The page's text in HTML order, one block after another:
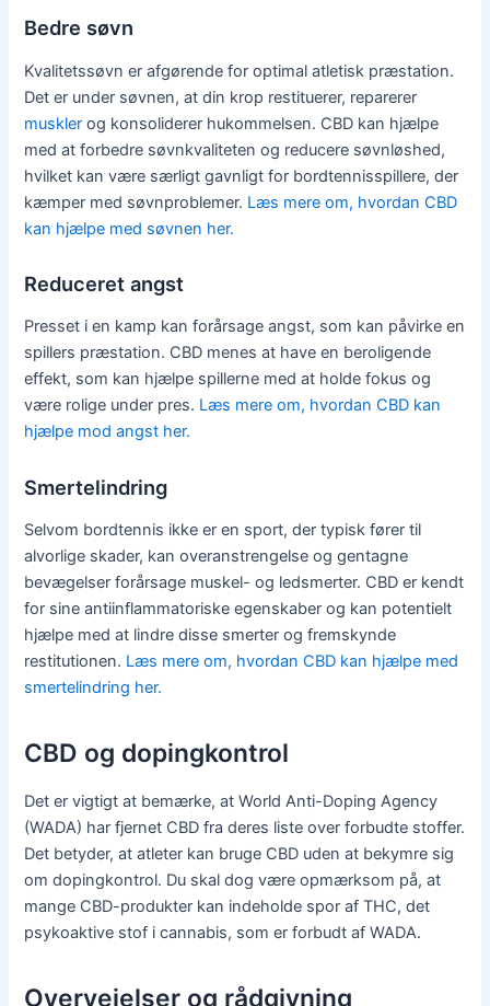
Bedre søvn
Kvalitetssøvn er afgørende for optimal atletisk præstation.
Det er under søvnen, at din krop restituerer, reparerer
muskler og konsoliderer hukommelsen. CBD kan hjælpe
med at forbedre søvnkvaliteten og reducere søvnløshed,
hvilket kan være særligt gavnligt for bordtennisspillere, der
kæmper med søvnproblemer. Læs mere om, hvordan CBD
kan hjælpe med søvnen her.
Reduceret angst
Presset i en kamp kan forårsage angst, som kan påvirke en
spillers præstation. CBD menes at have en beroligende
effekt, som kan hjælpe spillerne med at holde fokus og
være rolige under pres. Læs mere om, hvordan CBD kan
hjælpe mod angst her.
Smertelindring
Selvom bordtennis ikke er en sport, der typisk fører til
alvorlige skader, kan overanstrengelse og gentagne
bevægelser forårsage muskel- og ledsmerter. CBD er kendt
for sine antiinflammatoriske egenskaber og kan potentielt
hjælpe med at lindre disse smerter og fremskynde
restitutionen. Læs mere om, hvordan CBD kan hjælpe med
smertelindring her.
CBD og dopingkontrol
Det er vigtigt at bemærke, at World Anti-Doping Agency
(WADA) har fjernet CBD fra deres liste over forbudte stoffer.
Det betyder, at atleter kan bruge CBD uden at bekymre sig
om dopingkontrol. Du skal dog være opmærksom på, at
mange CBD-produkter kan indeholde spor af THC, det
psykoaktive stof i cannabis, som er forbudt af WADA.
Overvejelser og rådgivning